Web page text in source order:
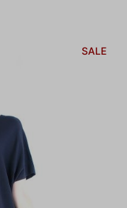
SALE